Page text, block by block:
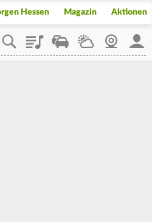
Hessen Magazin Aktionen
PlaylistStaupilotWetterWebcam